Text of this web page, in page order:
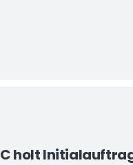
holt